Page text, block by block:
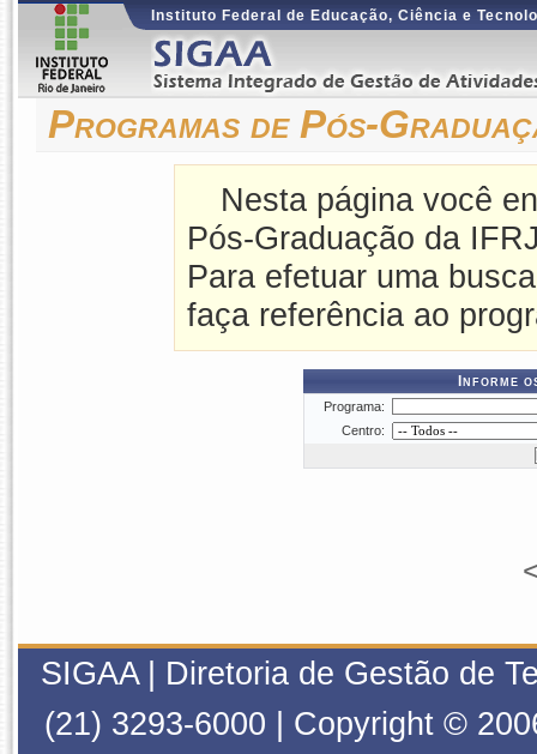
Instituto Federal de Educação, Ciência e
Programas de Pós-
Nesta página você
Pós-Graduação da
Para efetuar uma
faça referência ao
Informe
Programa:
Centro:
SIGAA | Diretoria de Gestão de
(21) 3293-6000 | Copyright ©